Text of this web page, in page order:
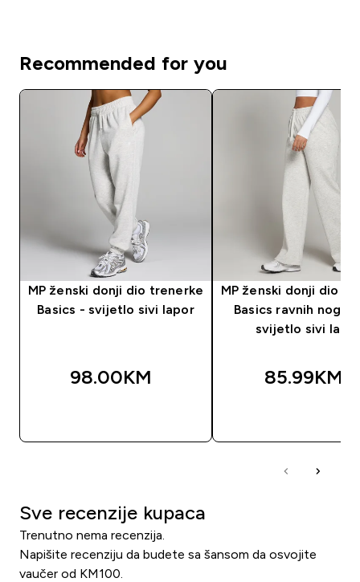
Recommended for you
MP ženski donji dio trenerke
Basics - svijetlo sivi lapor
98.00KM‎
MP ženski donji dio
Basics ravnih
svijetlo sivi
85.99KM‎
Sve recenzije kupaca
Trenutno nema recenzija.
Napišite recenziju da budete sa šansom da osvojite
vaučer od KM100.